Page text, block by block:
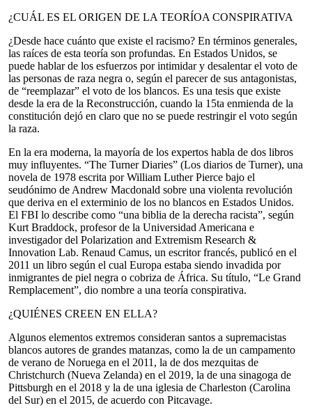
¿CUÁL ES EL ORIGEN DE LA TEORÍOA CONSPIRATIVA
¿Desde hace cuánto que existe el racismo? En términos generales,
las raíces de esta teoría son profundas. En Estados Unidos, se
puede hablar de los esfuerzos por intimidar y desalentar el voto de
las personas de raza negra o, según el parecer de sus antagonistas,
de “reemplazar” el voto de los blancos. Es una tesis que existe
desde la era de la Reconstrucción, cuando la 15ta enmienda de la
constitución dejó en claro que no se puede restringir el voto según
la raza.
En la era moderna, la mayoría de los expertos habla de dos libros
muy influyentes. “The Turner Diaries” (Los diarios de Turner), una
novela de 1978 escrita por William Luther Pierce bajo el
seudónimo de Andrew Macdonald sobre una violenta revolución
que deriva en el exterminio de los no blancos en Estados Unidos.
El FBI lo describe como “una biblia de la derecha racista”, según
Kurt Braddock, profesor de la Universidad Americana e
investigador del Polarization and Extremism Research &
Innovation Lab. Renaud Camus, un escritor francés, publicó en el
2011 un libro según el cual Europa estaba siendo invadida por
inmigrantes de piel negra o cobriza de África. Su título, “Le Grand
Remplacement”, dio nombre a una teoría conspirativa.
¿QUIÉNES CREEN EN ELLA?
Algunos elementos extremos consideran santos a supremacistas
blancos autores de grandes matanzas, como la de un campamento
de verano de Noruega en el 2011, la de dos mezquitas de
Christchurch (Nueva Zelanda) en el 2019, la de una sinagoga de
Pittsburgh en el 2018 y la de una iglesia de Charleston (Carolina
del Sur) en el 2015, de acuerdo con Pitcavage.